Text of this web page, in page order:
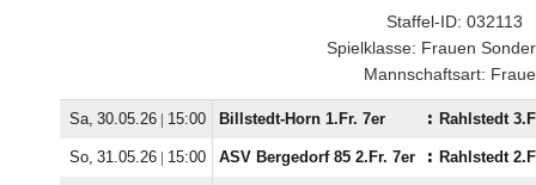
Staffel-ID: 032113
Spielklasse: Frauen
Mannschaftsart:
  |  Billstedt-Horn 1.Fr. 7er : Rahlstedt
  |  ASV Bergedorf 85 2.Fr. 7er : Rahlstedt